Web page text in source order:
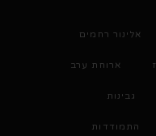
אלינור רחמים
ארוחת ערב
גבינות
התמודדות